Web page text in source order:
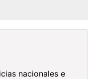
nacionales e